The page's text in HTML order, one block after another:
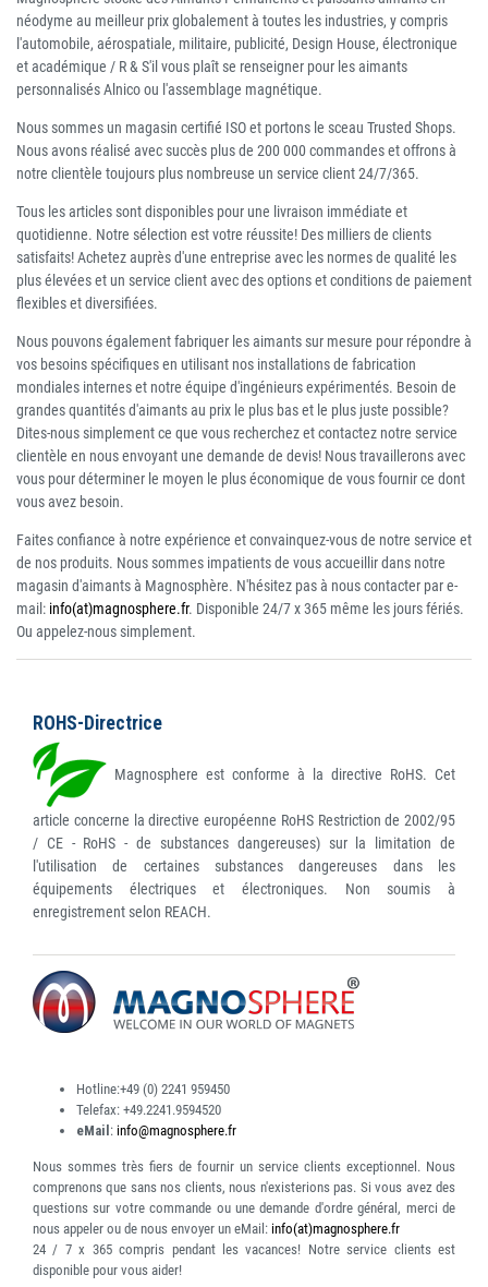
néodyme au meilleur prix globalement à toutes les industries, y compris
l'automobile, aérospatiale, militaire, publicité, Design House, électronique
et académique / R & S'il vous plaît se renseigner pour les aimants
personnalisés Alnico ou l'assemblage magnétique.
Nous sommes un magasin certifié ISO et portons le sceau Trusted Shops.
Nous avons réalisé avec succès plus de 200 000 commandes et offrons à
notre clientèle toujours plus nombreuse un service client 24/7/365.
Tous les articles sont disponibles pour une livraison immédiate et
quotidienne. Notre sélection est votre réussite! Des milliers de clients
satisfaits! Achetez auprès d'une entreprise avec les normes de qualité les
plus élevées et un service client avec des options et conditions de paiement
flexibles et diversifiées.
Nous pouvons également fabriquer les aimants sur mesure pour répondre à
vos besoins spécifiques en utilisant nos installations de fabrication
mondiales internes et notre équipe d'ingénieurs expérimentés. Besoin de
grandes quantités d'aimants au prix le plus bas et le plus juste possible?
Dites-nous simplement ce que vous recherchez et contactez notre service
clientèle en nous envoyant une demande de devis! Nous travaillerons avec
vous pour déterminer le moyen le plus économique de vous fournir ce dont
vous avez besoin.
Faites confiance à notre expérience et convainquez-vous de notre service et
de nos produits. Nous sommes impatients de vous accueillir dans notre
magasin d'aimants à Magnosphère. N'hésitez pas à nous contacter par e-
mail: info(at)magnosphere.fr. Disponible 24/7 x 365 même les jours fériés.
Ou appelez-nous simplement.
ROHS-Directrice
Magnosphere est conforme à la directive RoHS. Cet
article concerne la directive européenne RoHS Restriction de 2002/95
/ CE - RoHS - de substances dangereuses) sur la limitation de
l'utilisation de certaines substances dangereuses dans les
équipements électriques et électroniques. Non soumis à
enregistrement selon REACH.
Hotline:+49 (0) 2241 959450
Telefax: +49.2241.9594520
eMail : info@magnosphere.fr
Nous sommes très fiers de fournir un service clients exceptionnel. Nous
comprenons que sans nos clients, nous n'existerions pas. Si vous avez des
questions sur votre commande ou une demande d'ordre général, merci de
nous appeler ou de nous envoyer un eMail: info(at)magnosphere.fr
24 / 7 x 365compris pendant les vacances! Notre service clients est
disponible pour vous aider!